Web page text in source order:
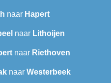
naar Hapert
naar Lithoijen
naar Riethoven
naar Westerbeek